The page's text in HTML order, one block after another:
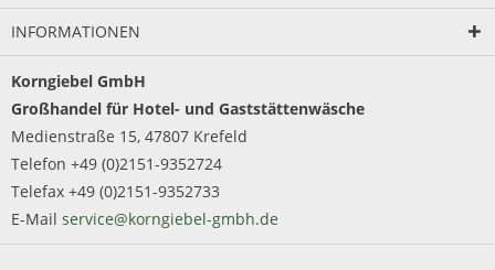
INFORMATIONEN
Korngiebel GmbH
Großhandel für Hotel- und Gaststättenwäsche
Medienstraße 15, 47807 Krefeld
Telefon +49 (0)2151-9352724
Telefax +49 (0)2151-9352733
E-Mail service@korngiebel-gmbh.de